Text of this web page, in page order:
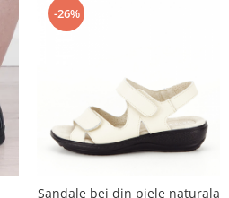
-26%
Sandale bej din piele naturala